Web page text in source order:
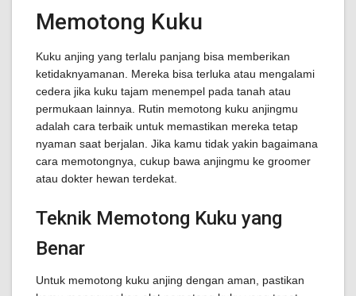
Memotong Kuku
Kuku anjing yang terlalu panjang bisa memberikan
ketidaknyamanan. Mereka bisa terluka atau mengalami
cedera jika kuku tajam menempel pada tanah atau
permukaan lainnya. Rutin memotong kuku anjingmu
adalah cara terbaik untuk memastikan mereka tetap
nyaman saat berjalan. Jika kamu tidak yakin bagaimana
cara memotongnya, cukup bawa anjingmu ke groomer
atau dokter hewan terdekat.
Teknik Memotong Kuku yang
Benar
Untuk memotong kuku anjing dengan aman, pastikan